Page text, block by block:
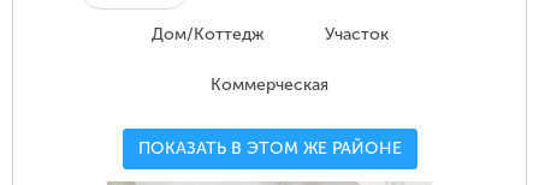
Дом/Коттедж Участок
Коммерческая
ПОКАЗАТЬ В ЭТОМ ЖЕ РАЙОНЕ